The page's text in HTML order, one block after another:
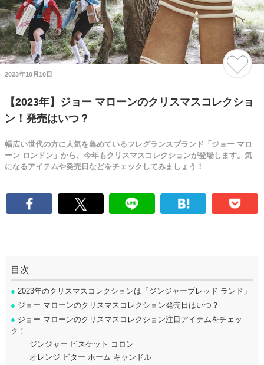
2023年10月10日
【2023年】ジョー マローンのクリスマスコレクショ
ン！発売はいつ？
幅広い世代の方に人気を集めているフレグランスブランド「ジョー マロ
ーン ロンドン」から、今年もクリスマスコレクションが登場します。気
になるアイテムや発売日などをチェックしてみましょう！
目次
● 2023年のクリスマスコレクションは「ジンジャーブレッド ランド」
● ジョー マローンのクリスマスコレクション発売日はいつ？
● ジョー マローンのクリスマスコレクション注目アイテムをチェッ
ク！
ジンジャー ビスケット コロン
オレンジ ビター ホーム キャンドル